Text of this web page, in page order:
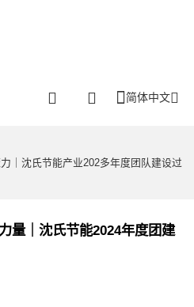
简体中文
｜沈氏节能产业202多年度团队建设过
量｜沈氏节能2024年度团建